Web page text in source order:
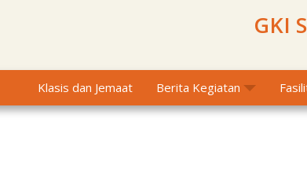
GKI
Klasis dan Jemaat Berita Kegiatan